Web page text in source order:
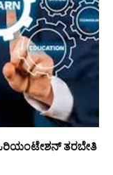
ಒರಿಯಂಟೇಶನ್ ತರಬೇತಿ